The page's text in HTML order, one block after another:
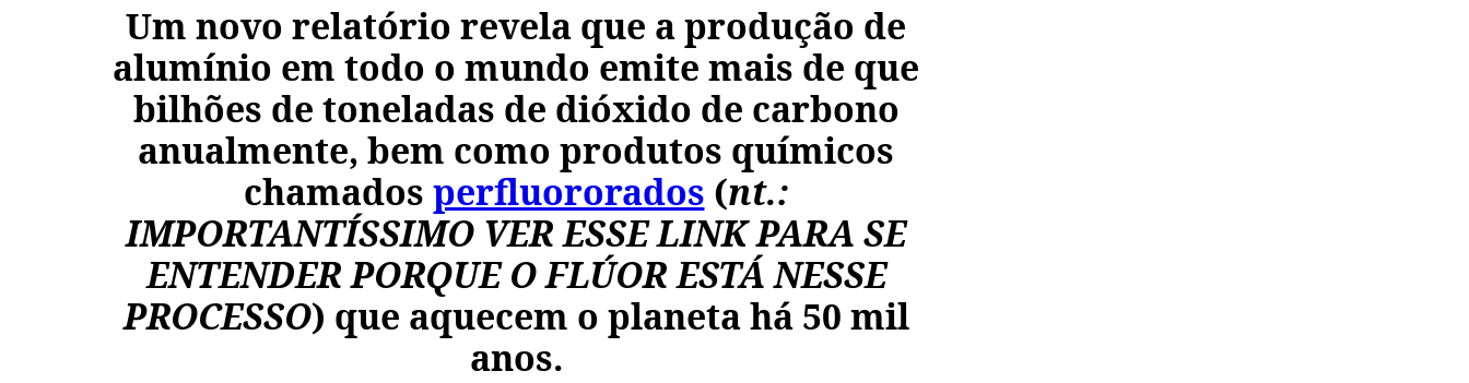
Um novo relatório revela que a produção de
alumínio em todo o mundo emite mais de que
bilhões de toneladas de dióxido de carbono
anualmente, bem como produtos químicos
chamados perfluororados (nt.:
IMPORTANTÍSSIMO VER ESSE LINK PARA SE
ENTENDER PORQUE O FLÚOR ESTÁ NESSE
PROCESSO) que aquecem o planeta há 50 mil
anos.